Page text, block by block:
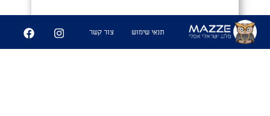
0 תנאי שימוש צור קשר